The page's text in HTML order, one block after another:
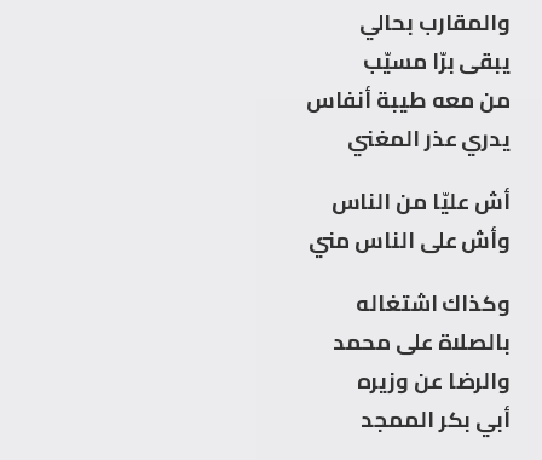
والمقارب بحالي
يبقى برّا مسيّب
من معه طيبة أنفاس
يدري عذر المغني
أش عليّا من الناس
وأش على الناس مني
وكذاك اشتغاله
بالصلاة على محمد
والرضا عن وزيره
أبي بكر الممجد